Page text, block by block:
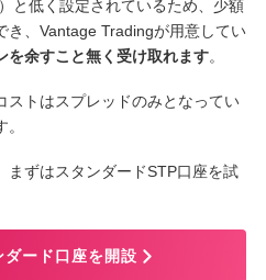
と低く設定されているため、少額
き、Vantage Tradingが用意してい
を余すこと無く受け取れます。
ストはスプレッドのみとなってい
まずはスタンダードSTP口座を試
ード口座を開設